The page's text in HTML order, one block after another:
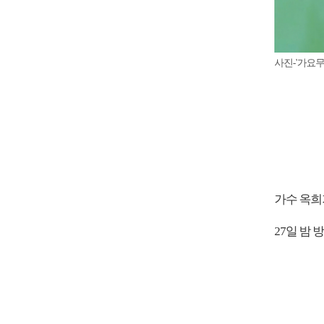
사진-'가요
가수 옥
27일 밤